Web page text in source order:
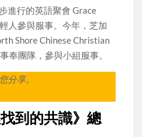
進行的英語聚會 Grace
人參與服事。今年，芝加
Shore Chinese Christian
奉團隊，參與小組服事。
分享。
到的共識》總